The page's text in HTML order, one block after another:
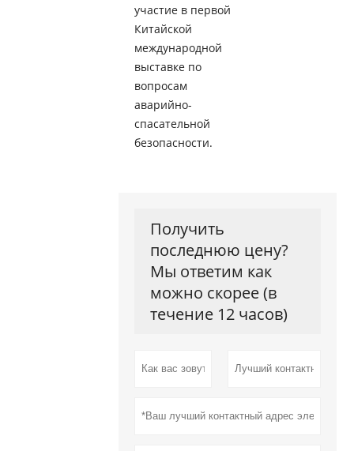
участие в первой
Китайской
международной
выставке по
вопросам
аварийно-
спасательной
безопасности.
Получить
последнюю цену?
Мы ответим как
можно скорее (в
течение 12 часов)